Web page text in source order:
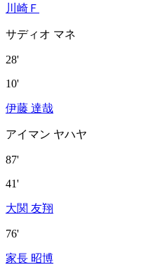
川崎Ｆ
サディオ マネ
28'
10'
伊藤 達哉
アイマン ヤハヤ
87'
41'
大関 友翔
76'
家長 昭博